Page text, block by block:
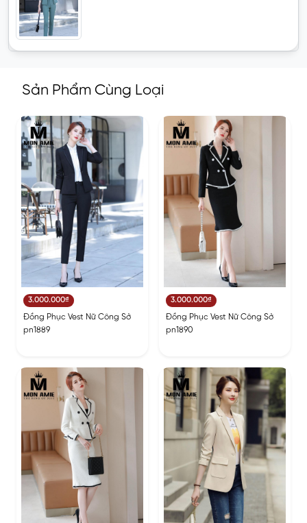
Sản Phẩm Cùng Loại
3.000.000₫
Đồng Phục Vest Nữ Công Sở
pn1889
3.000.000₫
Đồng Phục Vest Nữ Công Sở
pn1890